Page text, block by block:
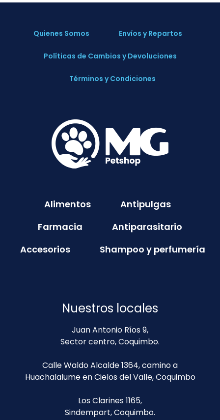
Quienes Somos Envíos y Repartos
Políticas de Cambios y Devoluciones
Términos y Condiciones
Alimentos
Antipulgas
Farmacia
Antiparasitario
Accesorios
Shampoo y perfumería
Nuestros locales
Juan Antonio Ríos 9,
Sector centro, Coquimbo.
Calle Waldo Alcalde 1364, camino a
Huachalalume en Cielos del Valle, Coquimbo
Los Clarines 1165,
Sindempart, Coquimbo.